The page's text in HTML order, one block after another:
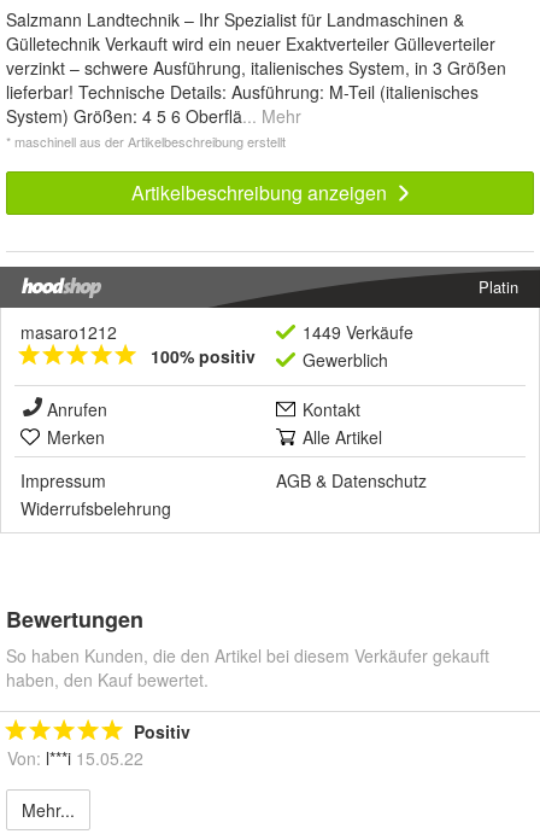
Salzmann Landtechnik – Ihr Spezialist für Landmaschinen &
Gülletechnik Verkauft wird ein neuer Exaktverteiler Gülleverteiler
verzinkt – schwere Ausführung, italienisches System, in 3 Größen
lieferbar! Technische Details: Ausführung: M-Teil (italienisches
System) Größen: 4 5 6 Oberflä... Mehr
* maschinell aus der Artikelbeschreibung erstellt
Artikelbeschreibung anzeigen
Platin
masaro1212
100% positiv
1449 Verkäufe
Gewerblich
Anrufen
Kontakt
Merken
Alle Artikel
Impressum
AGB & Datenschutz
Widerrufsbelehrung
Bewertungen
So haben Kunden, die den Artikel bei diesem Verkäufer gekauft
haben, den Kauf bewertet.
Positiv
Von: l***i 15.05.22
Mehr...